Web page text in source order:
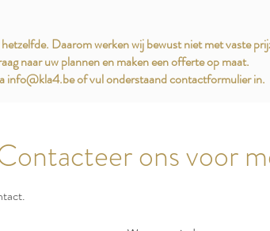
Daarom werken wij bewust niet met vaste
naar uw plannen en maken een offerte op maat.
info@kla4.be of vul onderstaand contactformulier in.
ons voor